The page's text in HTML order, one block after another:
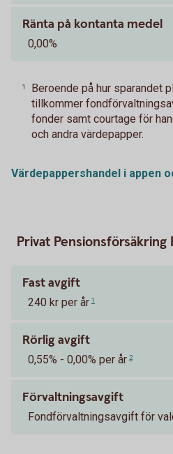
Ränta på kontanta medel
0,00%
1
Beroende på hur sparandet
tillkommer
fonder samt courtage för
och andra värdepapper.
Värdepappershandel i appen
Privat Pensionsförsäkring
Fast avgift
240 kr per år 1
Rörlig avgift
0,55% - 0,00% per år 2
Förvaltningsavgift
Fondförvaltningsavgift för